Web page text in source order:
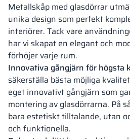
Metallskåp med glasdörrar
unika design som perfekt
interiörer. Tack vare
har vi skapat en elegant och
förhöjer varje rum.
Innovativa gångjärn för högsta
säkerställa bästa möjliga
eget innovativt gångjärn som
montering av glasdörrarna. På
bara estetiskt tilltalande, utan
och funktionella.